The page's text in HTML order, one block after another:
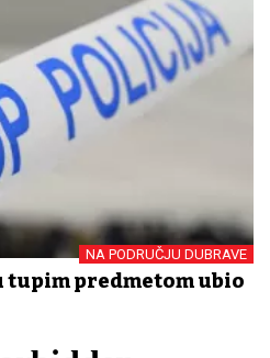
NA PODRUČJU DUBRAVE
tupim predmetom ubio